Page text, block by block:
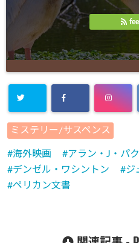
ミステリー/サスペンス
海外映画
アラン・J・パ
デンゼル・ワシントン
ジ
ペリカン文書